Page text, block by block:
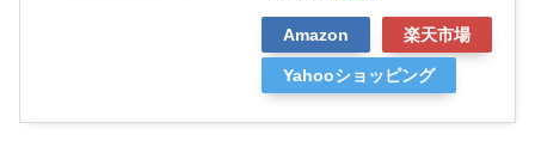
Amazon 楽天市場
Yahooショッピング